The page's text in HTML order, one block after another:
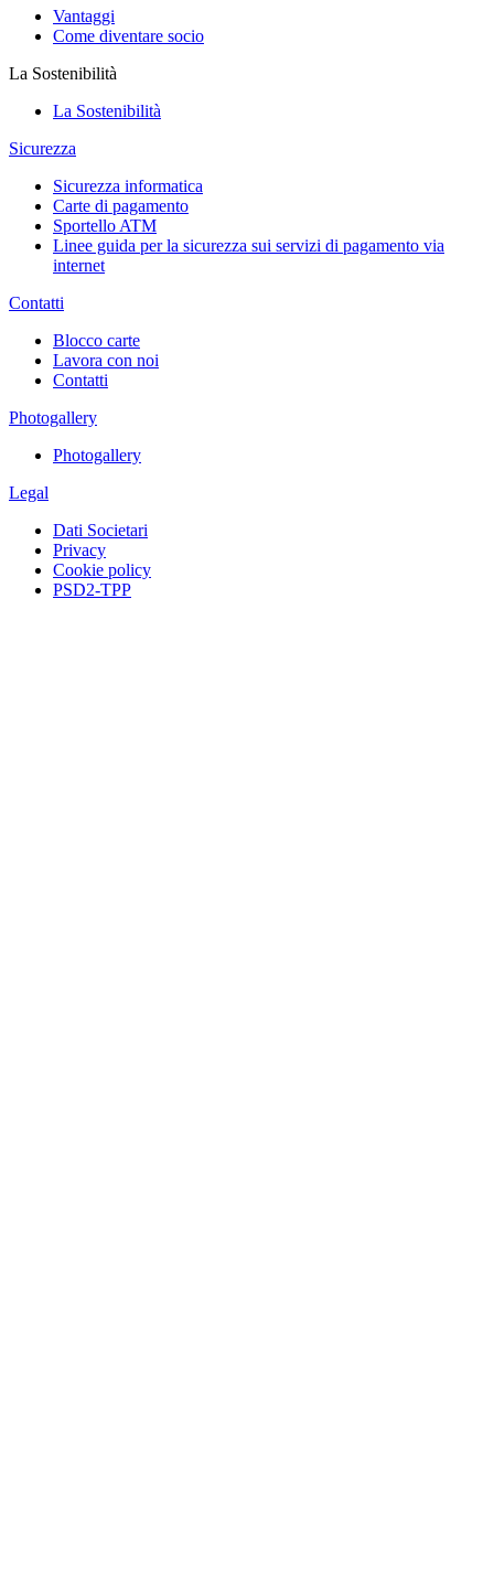
Vantaggi
Come diventare socio
La Sostenibilità
La Sostenibilità
Sicurezza
Sicurezza informatica
Carte di pagamento
Sportello ATM
Linee guida per la sicurezza sui servizi di pagamento via
internet
Contatti
Blocco carte
Lavora con noi
Contatti
Photogallery
Photogallery
Legal
Dati Societari
Privacy
Cookie policy
PSD2-TPP